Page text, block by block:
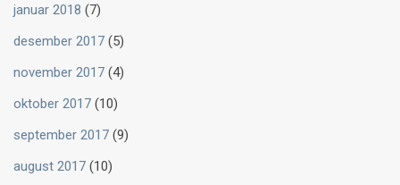
januar 2018 (7)
desember 2017 (5)
november 2017 (4)
oktober 2017 (10)
september 2017 (9)
august 2017 (10)